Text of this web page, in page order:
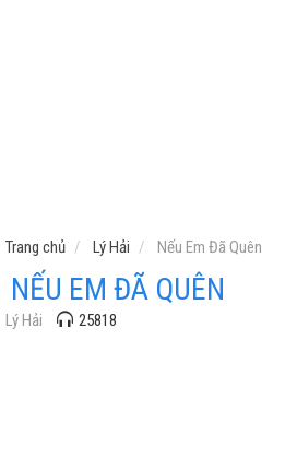
Trang chủ Lý Hải Nếu Em Đã Quên
NẾU EM ĐÃ QUÊN
Lý Hải 25818